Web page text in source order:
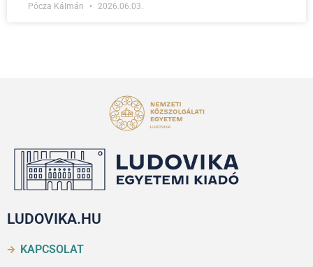
Pócza Kálmán 2026.06.03.
LUDOVIKA.HU
KAPCSOLAT